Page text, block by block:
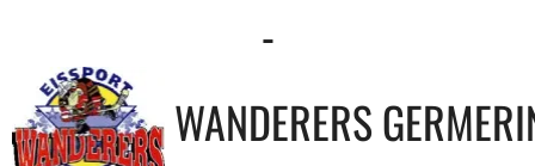
-
WANDERERS